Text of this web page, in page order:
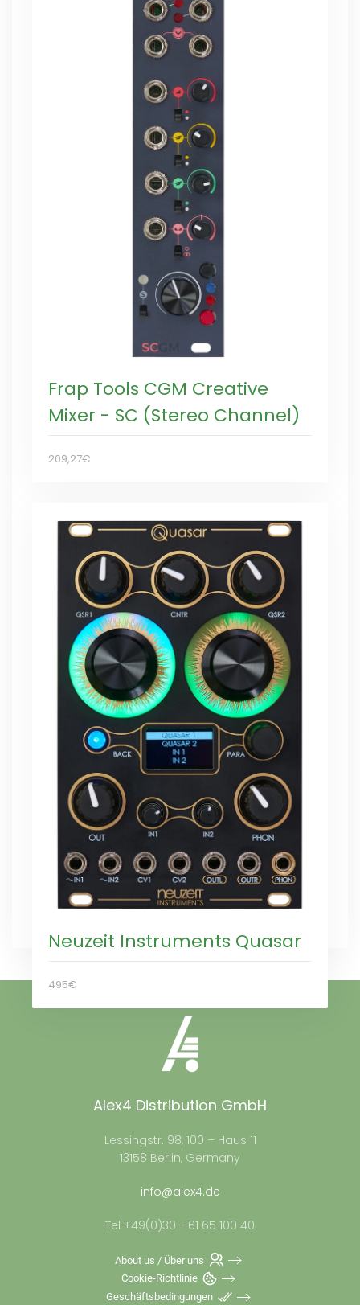
Frap Tools CGM Creative
Mixer - SC (Stereo Channel)
209,27€
Neuzeit Instruments Quasar
495€
Alex4 Distribution GmbH
Lessingstr. 98, 100 – Haus 11
13158 Berlin, Germany
info@alex4.de
Tel +49(0)30 - 61 65 100 40
About us / Über uns
Cookie-Richtlinie
Geschäftsbedingungen